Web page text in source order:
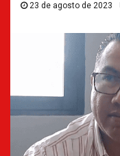
23 de agosto de 2023